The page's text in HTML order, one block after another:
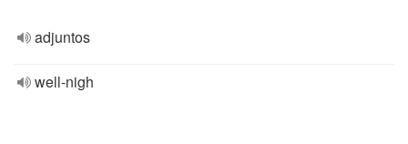
adjuntos
well-nigh